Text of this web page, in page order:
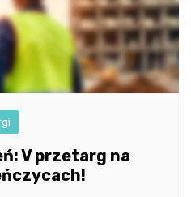
V przetarg na